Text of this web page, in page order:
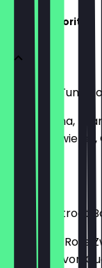
Ma'Loa Favorites
Big Island Tuna
mit Ahi Tuna,
Erdnüssen
€ 16,40
Crazy Beetroot
mit Gurke, Rote
Dream Flavor,